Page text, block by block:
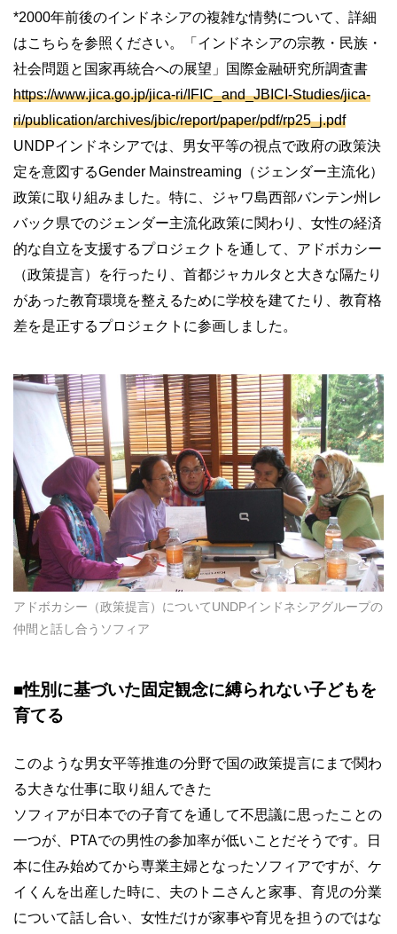
*2000年前後のインドネシアの複雑な情勢について、詳細
はこちらを参照ください。「インドネシアの宗教・民族・
社会問題と国家再統合への展望」国際金融研究所調査書
https://www.jica.go.jp/jica-ri/IFIC_and_JBICI-Studies/jica-
ri/publication/archives/jbic/report/paper/pdf/rp25_j.pdf
UNDPインドネシアでは、男女平等の視点で政府の政策決
定を意図するGender Mainstreaming（ジェンダー主流化）
政策に取り組みました。特に、ジャワ島西部バンテン州レ
バック県でのジェンダー主流化政策に関わり、女性の経済
的な自立を支援するプロジェクトを通して、アドボカシー
（政策提言）を行ったり、首都ジャカルタと大きな隔たり
があった教育環境を整えるために学校を建てたり、教育格
差を是正するプロジェクトに参画しました。
アドボカシー（政策提言）についてUNDPインドネシアグループの
仲間と話し合うソフィア
■性別に基づいた固定観念に縛られない子どもを
育てる
このような男女平等推進の分野で国の政策提言にまで関わ
る大きな仕事に取り組んできた
ソフィアが日本での子育てを通して不思議に思ったことの
一つが、PTAでの男性の参加率が低いことだそうです。日
本に住み始めてから専業主婦となったソフィアですが、ケ
イくんを出産した時に、夫のトニさんと家事、育児の分業
について話し合い、女性だけが家事や育児を担うのではな